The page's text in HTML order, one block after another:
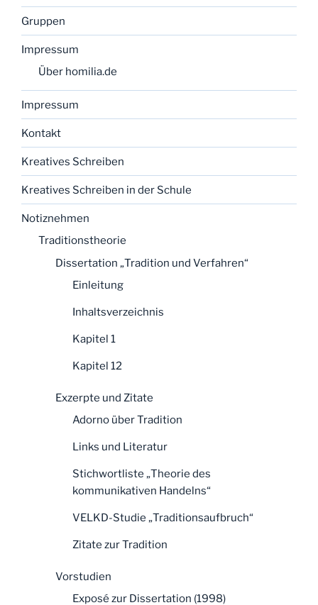
Gruppen
Impressum
Über homilia.de
Impressum
Kontakt
Kreatives Schreiben
Kreatives Schreiben in der Schule
Notiznehmen
Traditionstheorie
Dissertation „Tradition und Verfahren“
Einleitung
Inhaltsverzeichnis
Kapitel 1
Kapitel 12
Exzerpte und Zitate
Adorno über Tradition
Links und Literatur
Stichwortliste „Theorie des
kommunikativen Handelns“
VELKD-Studie „Traditionsaufbruch“
Zitate zur Tradition
Vorstudien
Exposé zur Dissertation (1998)